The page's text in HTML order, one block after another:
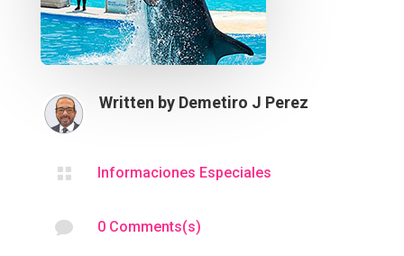
Written by Demetiro J Perez
 Informaciones Especiales
 0 Comments(s)